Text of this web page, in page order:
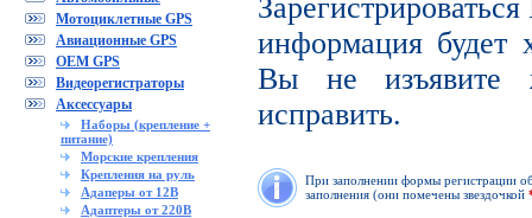
Мотоциклетные GPS
Авиационные GPS
OEM GPS
Видеорегистраторы
Аксессуары
Наборы (крепление +
питание)
Морские крепления
Крепления на руль
Адаперы от 12В
Адаптеры от 220В
информация будет
Вы не изъявите
исправить.
При заполнении формы регистрации
заполнения (они помечены звездочкой